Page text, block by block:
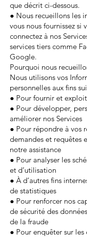
que décrit ci-dessous.
● Nous recueillons les
vous nous fournissez si
connectez à nos
services tiers comme
Google.
Pourquoi nous
Nous utilisons vos
personnelles aux fins
● Pour fournir et
● Pour développer,
améliorer nos Services
● Pour répondre à vos
demandes et requêtes
notre assistance
● Pour analyser les
et d’utilisation
● À d’autres fins
de statistiques
● Pour renforcer nos
de sécurité des
de la fraude
● Pour enquêter sur les